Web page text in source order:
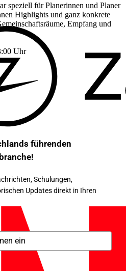
speziell für Planerinnen und Planer
Highlights und ganz konkrete
Empfang und
Uhr
führenden
Schulungen,
Updates direkt in Ihren